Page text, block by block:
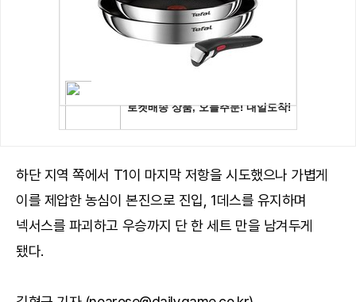
하단 지역 쪽에서 T1이 마지막 저항을 시도했으나 가볍게
이를 제압한 농심이 본진으로 진입, 1데스를 유지하며
넥서스를 파괴하고 우승까지 단 한 세트 만을 남겨두게
됐다.